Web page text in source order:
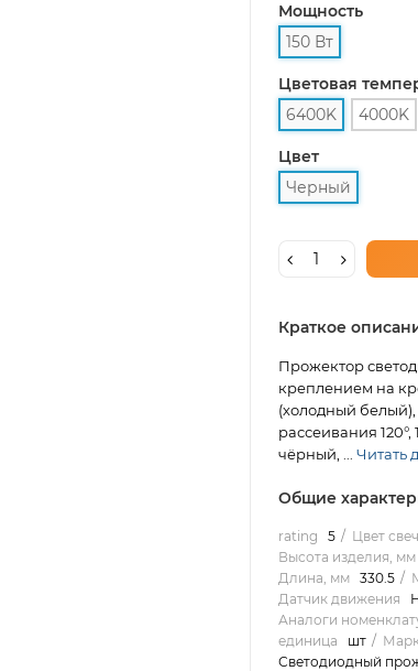
Мощность
150 Вт
Цветовая
6400K
4000K
Цвет
Черный
Краткое
Прожектор
креплением на
(холодный белый),
рассеивания 120°,
чёрный, ... Читать
Общие
rating 5 Цвет
Высота изделия, мм
Длина, мм
330.5
Датчик движения
Аналоги
единица
шт
Светодиодный